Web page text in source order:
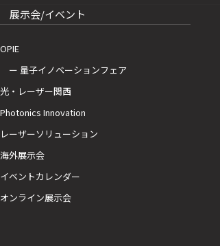
展示会/イベント
OPIE
ー 量子イノベーションフェア
光・レーザー関西
Photonics Innovation
レーザーソリューション
海外展示会
イベントカレンダー
オンライン展示会